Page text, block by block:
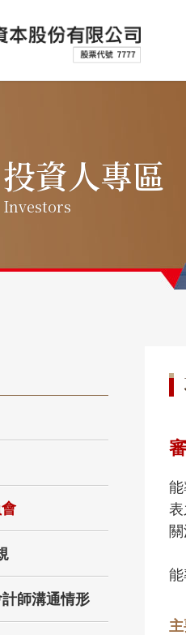
投資人專區
Investors
師溝通情形